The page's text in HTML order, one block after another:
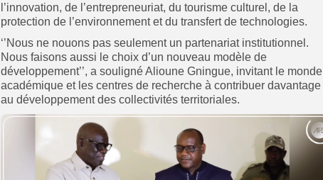
l’innovation, de l’entrepreneuriat, du tourisme culturel, de la
protection de l’environnement et du transfert de technologies.
‘’Nous ne nouons pas seulement un partenariat institutionnel.
Nous faisons aussi le choix d’un nouveau modèle de
développement’’, a souligné Alioune Gningue, invitant le monde
académique et les centres de recherche à contribuer davantage
au développement des collectivités territoriales.